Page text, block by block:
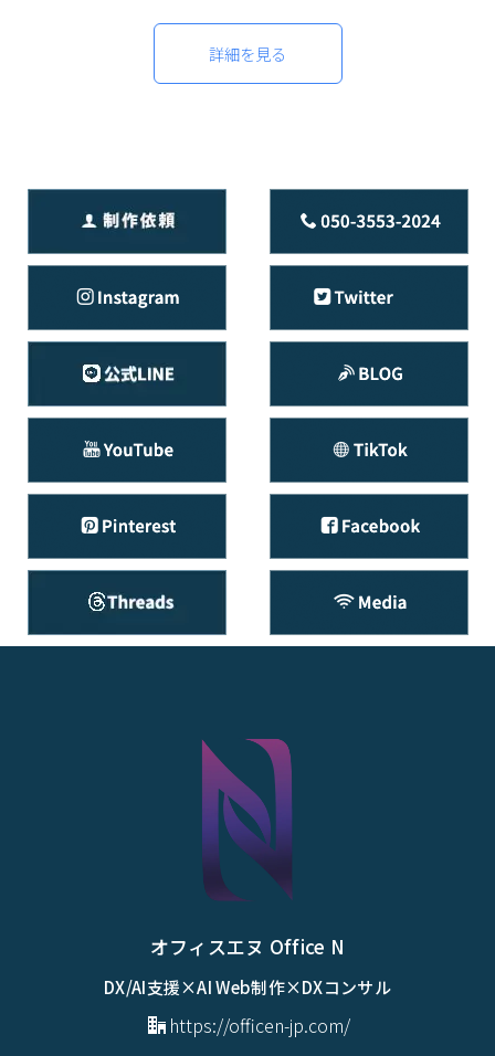
詳細を見る
オフィスエヌ Office N
DX/AI支援×AI Web制作×DXコンサル
https://officen-jp.com/